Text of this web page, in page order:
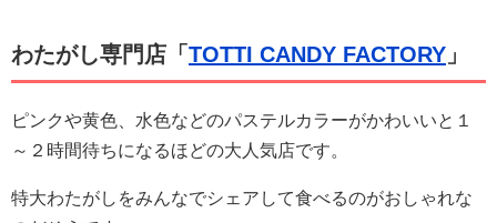
わたがし専門店「 TOTTI CANDY FACTORY 」
ピンクや黄色、水色などのパステルカラーがかわいいと１
～２時間待ちになるほどの大人気店です。
特大わたがしをみんなでシェアして食べるのがおしゃれな